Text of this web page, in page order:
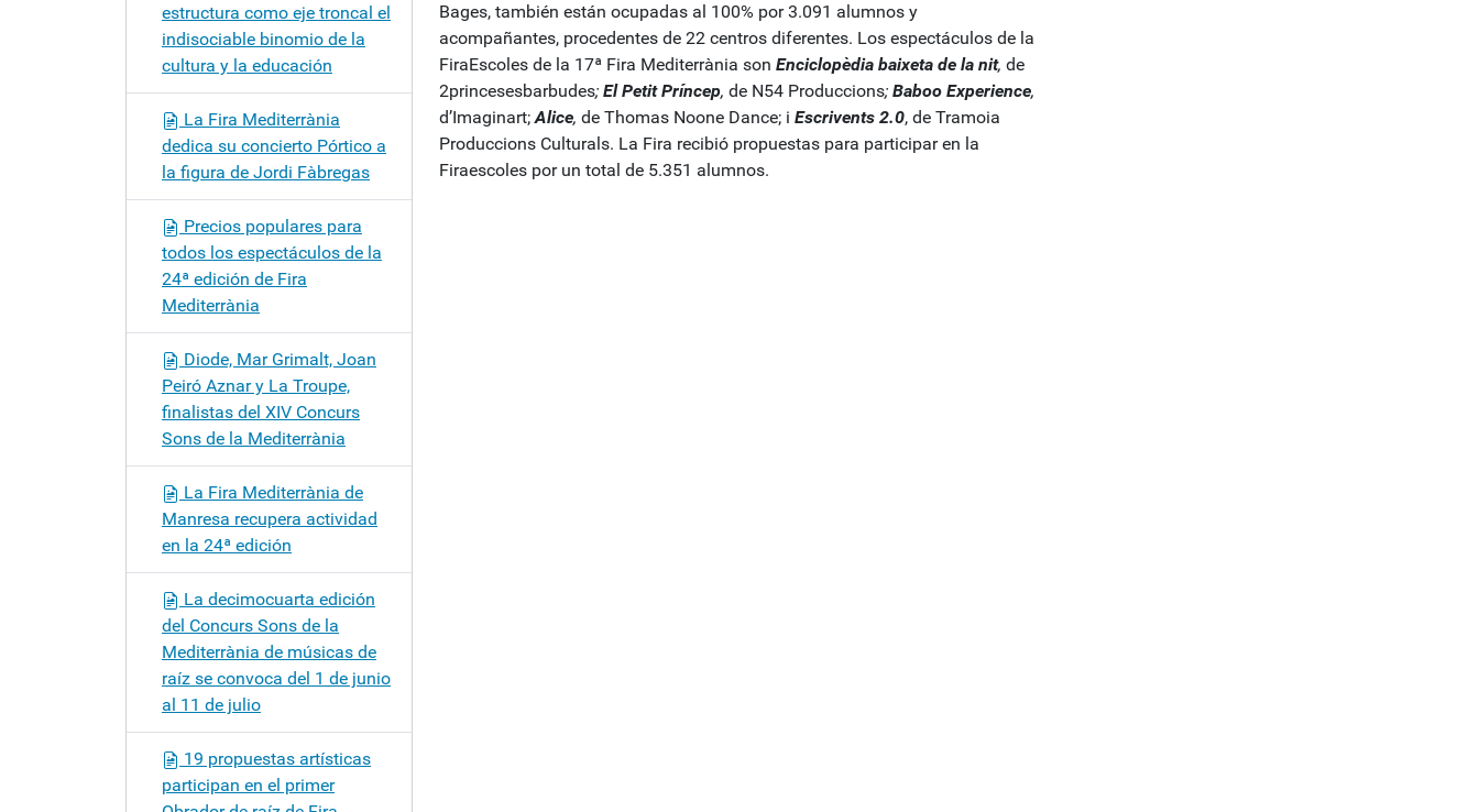
Bages, también están ocupadas al 100% por 3.091 alumnos y
acompañantes, procedentes de 22 centros diferentes. Los espectáculos de la
FiraEscoles de la 17ª Fira Mediterrània son Enciclopèdia baixeta de la nit, de
2princesesbarbudes; El Petit Príncep, de N54 Produccions; Baboo Experience,
d’Imaginart;Alice, de Thomas Noone Dance; i Escrivents 2.0, de Tramoia
Produccions Culturals. La Fira recibió propuestas para participar en la
Firaescoles por un total de 5.351 alumnos.
estructura como eje troncal el
indisociable binomio de la
cultura y la educación
La Fira Mediterrània
dedica su concierto Pórtico a
la figura de Jordi Fàbregas
Precios populares para
todos los espectáculos de la
24ª edición de Fira
Mediterrània
Diode, Mar Grimalt, Joan
Peiró Aznar y La Troupe,
finalistas del XIV Concurs
Sons de la Mediterrània
La Fira Mediterrània de
Manresa recupera actividad
en la 24ª edición
La decimocuarta edición
del Concurs Sons de la
Mediterrània de músicas de
raíz se convoca del 1 de junio
al 11 de julio
19 propuestas artísticas
participan en el primer